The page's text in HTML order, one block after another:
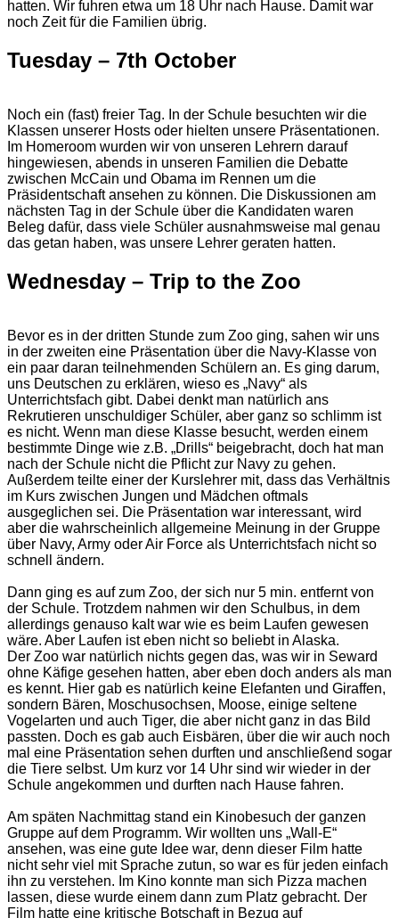
hatten. Wir fuhren etwa um 18 Uhr nach Hause. Damit war
noch Zeit für die Familien übrig.
Tuesday – 7th October
Noch ein (fast) freier Tag. In der Schule besuchten wir die
Klassen unserer Hosts oder hielten unsere Präsentationen.
Im Homeroom wurden wir von unseren Lehrern darauf
hingewiesen, abends in unseren Familien die Debatte
zwischen McCain und Obama im Rennen um die
Präsidentschaft ansehen zu können. Die Diskussionen am
nächsten Tag in der Schule über die Kandidaten waren
Beleg dafür, dass viele Schüler ausnahmsweise mal genau
das getan haben, was unsere Lehrer geraten hatten.
Wednesday – Trip to the Zoo
Bevor es in der dritten Stunde zum Zoo ging, sahen wir uns
in der zweiten eine Präsentation über die Navy-Klasse von
ein paar daran teilnehmenden Schülern an. Es ging darum,
uns Deutschen zu erklären, wieso es „Navy“ als
Unterrichtsfach gibt. Dabei denkt man natürlich ans
Rekrutieren unschuldiger Schüler, aber ganz so schlimm ist
es nicht. Wenn man diese Klasse besucht, werden einem
bestimmte Dinge wie z.B. „Drills“ beigebracht, doch hat man
nach der Schule nicht die Pflicht zur Navy zu gehen.
Außerdem teilte einer der Kurslehrer mit, dass das Verhältnis
im Kurs zwischen Jungen und Mädchen oftmals
ausgeglichen sei. Die Präsentation war interessant, wird
aber die wahrscheinlich allgemeine Meinung in der Gruppe
über Navy, Army oder Air Force als Unterrichtsfach nicht so
schnell ändern.
Dann ging es auf zum Zoo, der sich nur 5 min. entfernt von
der Schule. Trotzdem nahmen wir den Schulbus, in dem
allerdings genauso kalt war wie es beim Laufen gewesen
wäre. Aber Laufen ist eben nicht so beliebt in Alaska.
Der Zoo war natürlich nichts gegen das, was wir in Seward
ohne Käfige gesehen hatten, aber eben doch anders als man
es kennt. Hier gab es natürlich keine Elefanten und Giraffen,
sondern Bären, Moschusochsen, Moose, einige seltene
Vogelarten und auch Tiger, die aber nicht ganz in das Bild
passten. Doch es gab auch Eisbären, über die wir auch noch
mal eine Präsentation sehen durften und anschließend sogar
die Tiere selbst. Um kurz vor 14 Uhr sind wir wieder in der
Schule angekommen und durften nach Hause fahren.
Am späten Nachmittag stand ein Kinobesuch der ganzen
Gruppe auf dem Programm. Wir wollten uns „Wall-E“
ansehen, was eine gute Idee war, denn dieser Film hatte
nicht sehr viel mit Sprache zutun, so war es für jeden einfach
ihn zu verstehen. Im Kino konnte man sich Pizza machen
lassen, diese wurde einem dann zum Platz gebracht. Der
Film hatte eine kritische Botschaft in Bezug auf